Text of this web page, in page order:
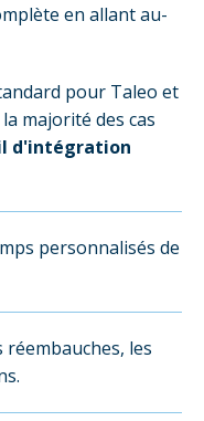
en allant au-
pour Taleo et
majorité des cas
d'intégration
personnalisés de
les